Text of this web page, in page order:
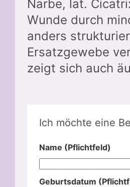
Narbe, lat.
Wunde durch
anders
Ersatzgewebe
zeigt sich auch
Ich möchte eine
Name (Pflichtfeld)
Geburtsdatum